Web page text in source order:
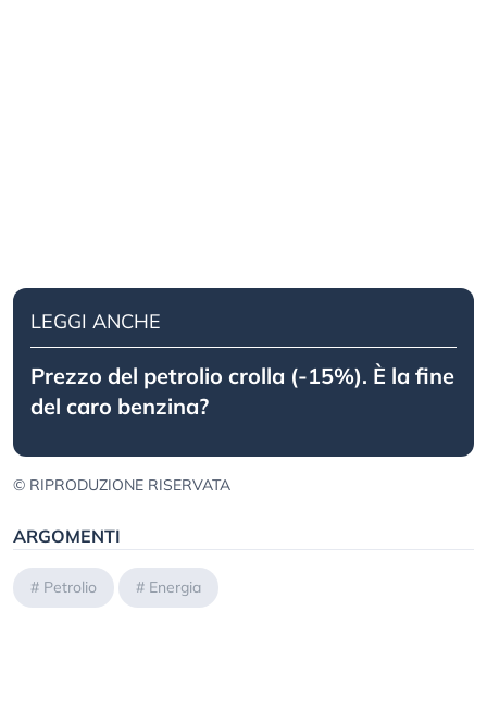
LEGGI ANCHE
Prezzo del petrolio crolla (-15%). È la fine
del caro benzina?
© RIPRODUZIONE RISERVATA
ARGOMENTI
# Petrolio # Energia